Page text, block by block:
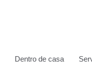
Dentro de casa